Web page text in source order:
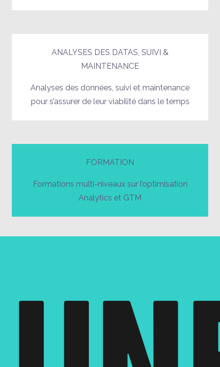
ANALYSES DES DATAS, SUIVI &
MAINTENANCE
Analyses des données, suivi et maintenance
pour s’assurer de leur viabilité dans le temps
FORMATION
Formations multi-niveaux sur l’optimisation
Analytics et GTM